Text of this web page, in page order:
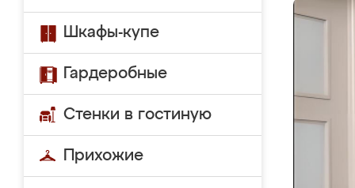
Шкафы-купе
Гардеробные
Стенки в гостиную
Прихожие